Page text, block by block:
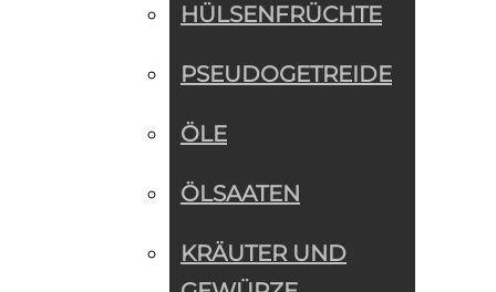
HÜLSENFRÜCHTE
PSEUDOGETREIDE
ÖLE
ÖLSAATEN
KRÄUTER UND